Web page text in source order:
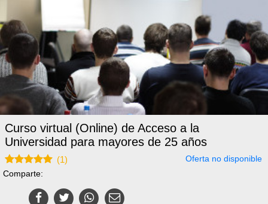
Curso virtual (Online) de Acceso a la
Universidad para mayores de 25 años
(1)
Oferta no disponible
Comparte: